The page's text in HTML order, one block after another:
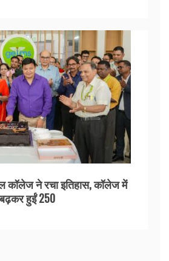
कॉलेज ने रचा इतिहास, कॉलेज में
हुईं 250